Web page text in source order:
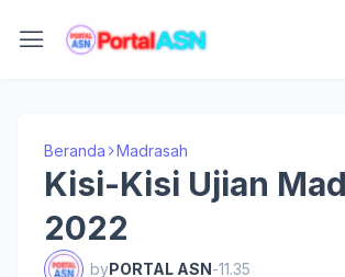
Beranda Madrasah
Kisi-Kisi Ujian
2022
byPORTAL ASN-11.35